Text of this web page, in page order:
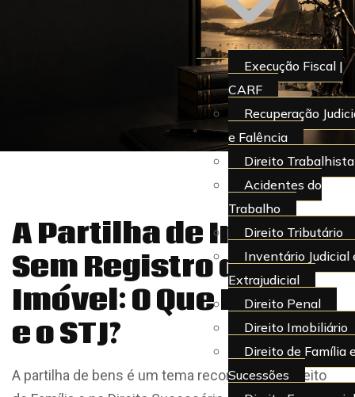
Execução Fiscal |
CARF
Recuperação
e Falência
Direito Trabalhista
Acidentes do
Trabalho
Direito Tributário
Inventário Judicial
Extrajudicial
Direito Penal
Direito Imobiliário
Direito de Família
Sucessões
A Partilha de Imóveis
Sem Registro de
Imóvel: O Que Diz a Lei
e o STJ?
A partilha de bens é um tema recorrente no Direito